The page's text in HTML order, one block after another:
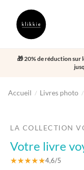
🎁 20% de réduction sur
Accueil / Livres photo /
LA COLLECTION
Votre livre
★★★★★4,6/5